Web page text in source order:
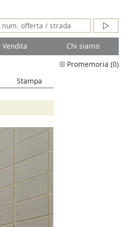
Vendita
Chi siamo
Promemoria (0)
Stampa